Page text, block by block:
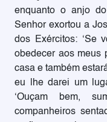
enquanto o anjo
Senhor exortou a
dos Exércitos: ‘Se
obedecer aos meus
casa e também
eu lhe darei um
‘Ouçam bem,
companheiros